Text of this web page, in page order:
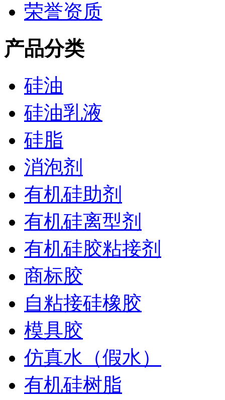
荣誉资质
产品分类
硅油
硅油乳液
硅脂
消泡剂
有机硅助剂
有机硅离型剂
有机硅胶粘接剂
商标胶
自粘接硅橡胶
模具胶
仿真水（假水）
有机硅树脂